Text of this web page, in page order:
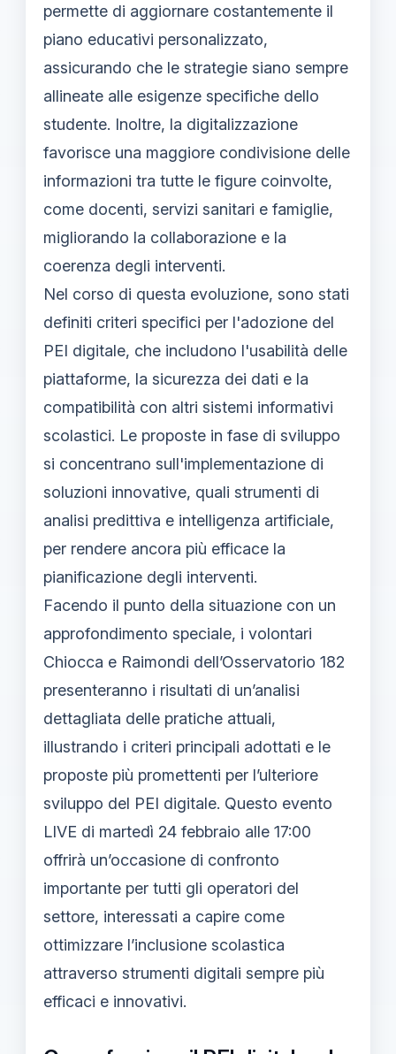
permette di aggiornare costantemente il
piano educativi personalizzato,
assicurando che le strategie siano sempre
allineate alle esigenze specifiche dello
studente. Inoltre, la digitalizzazione
favorisce una maggiore condivisione delle
informazioni tra tutte le figure coinvolte,
come docenti, servizi sanitari e famiglie,
migliorando la collaborazione e la
coerenza degli interventi.
Nel corso di questa evoluzione, sono stati
definiti criteri specifici per l'adozione del
PEI digitale, che includono l'usabilità delle
piattaforme, la sicurezza dei dati e la
compatibilità con altri sistemi informativi
scolastici. Le proposte in fase di sviluppo
si concentrano sull'implementazione di
soluzioni innovative, quali strumenti di
analisi predittiva e intelligenza artificiale,
per rendere ancora più efficace la
pianificazione degli interventi.
Facendo il punto della situazione con un
approfondimento speciale, i volontari
Chiocca e Raimondi dell’Osservatorio 182
presenteranno i risultati di un’analisi
dettagliata delle pratiche attuali,
illustrando i criteri principali adottati e le
proposte più promettenti per l’ulteriore
sviluppo del PEI digitale. Questo evento
LIVE di martedì 24 febbraio alle 17:00
offrirà un’occasione di confronto
importante per tutti gli operatori del
settore, interessati a capire come
ottimizzare l’inclusione scolastica
attraverso strumenti digitali sempre più
efficaci e innovativi.